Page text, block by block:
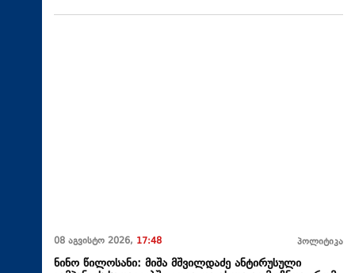
08 აგვისტო 2026, 17:48 პოლიტიკა
ნინო წილოსანი: მიშა მშვილდაძე ანტირუსული